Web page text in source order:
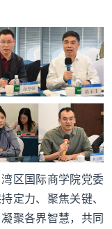
区国际商学院党委
定力、聚焦关键、
聚各界智慧，共同